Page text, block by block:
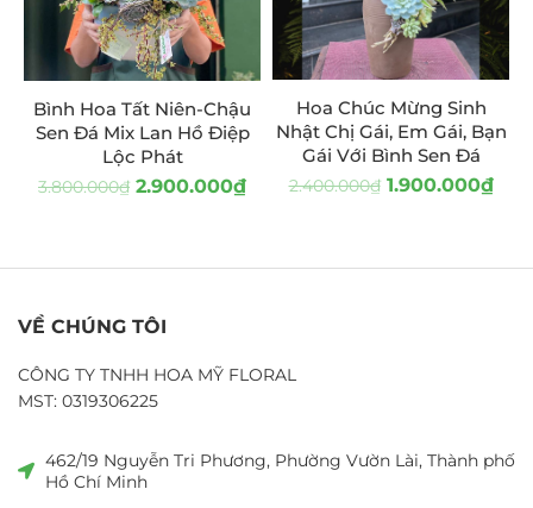
Bình Hoa Tất Niên-Chậu
Sen Đá Mix Lan Hồ Điệp
Lộc Phát
3.800.000₫ 2.900.000₫
Hoa Chúc Mừng Sinh
Nhật Chị Gái, Em Gái, Bạn
Gái Với Bình Sen Đá
2.400.000₫ 1.900.000₫
VỀ CHÚNG TÔI
CÔNG TY TNHH HOA MỸ FLORAL
MST: 0319306225
462/19 Nguyễn Tri Phương, Phường Vườn Lài, Thành phố
Hồ Chí Minh